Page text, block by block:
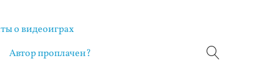
о видеоиграх
Автор проплачен?